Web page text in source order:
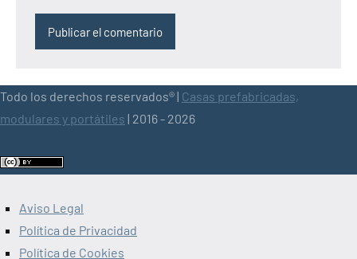
Todo los derechos reservados® | Casas prefabricadas,
modulares y portátiles | 2016 - 2026
Aviso Legal
Política de Privacidad
Política de Cookies